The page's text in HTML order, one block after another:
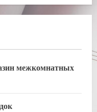
межкомнатных